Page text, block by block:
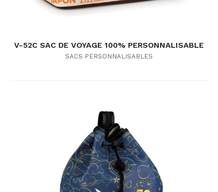
V-52C SAC DE VOYAGE 100% PERSONNALISABLE
SACS PERSONNALISABLES